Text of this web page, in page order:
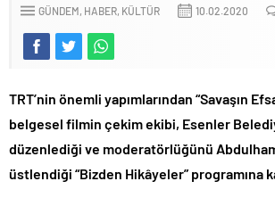
GÜNDEM HABER KÜLTÜR 10.02.2020
TRT’nin önemli yapımlarından “Savaşın
belgesel filmin çekim ekibi, Esenler
düzenlediği ve moderatörlüğünü
üstlendiği “Bizden Hikâyeler” programına